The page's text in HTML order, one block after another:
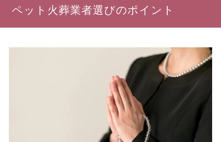
ペット火葬業者選びのポイント